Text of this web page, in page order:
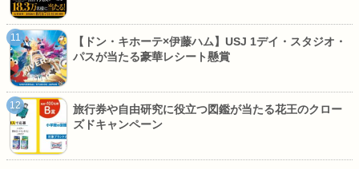
【ドン・キホーテ×伊藤ハム】USJ 1デイ・スタジオ・
パスが当たる豪華レシート懸賞
旅行券や自由研究に役立つ図鑑が当たる花王のクロー
ズドキャンペーン